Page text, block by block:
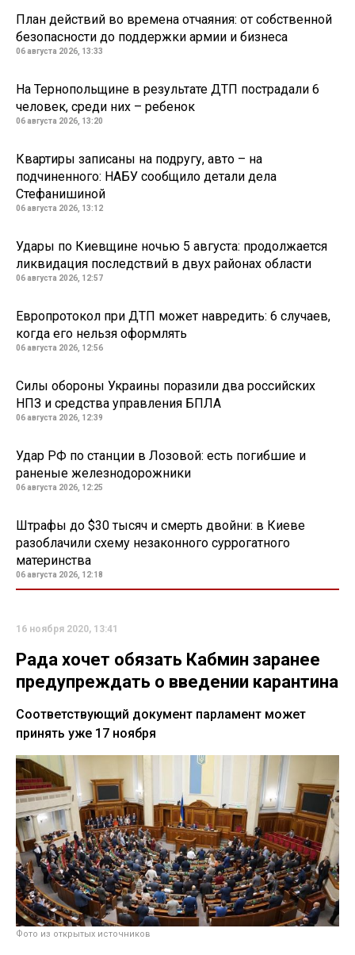
План действий во времена отчаяния: от собственной
безопасности до поддержки армии и бизнеса
06 августа 2026, 13:33
На Тернопольщине в результате ДТП пострадали 6
человек, среди них – ребенок
06 августа 2026, 13:20
Квартиры записаны на подругу, авто – на
подчиненного: НАБУ сообщило детали дела
Стефанишиной
06 августа 2026, 13:12
Удары по Киевщине ночью 5 августа: продолжается
ликвидация последствий в двух районах области
06 августа 2026, 12:57
Европротокол при ДТП может навредить: 6 случаев,
когда его нельзя оформлять
06 августа 2026, 12:56
Силы обороны Украины поразили два российских
НПЗ и средства управления БПЛА
06 августа 2026, 12:39
Удар РФ по станции в Лозовой: есть погибшие и
раненые железнодорожники
06 августа 2026, 12:25
Штрафы до $30 тысяч и смерть двойни: в Киеве
разоблачили схему незаконного суррогатного
материнства
06 августа 2026, 12:18
16 ноября 2020, 13:41
Рада хочет обязать Кабмин заранее
предупреждать о введении карантина
Соответствующий документ парламент может
принять уже 17 ноября
Фото из открытых источников